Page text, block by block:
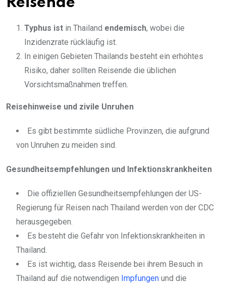
Typhus ist in Thailand endemisch, wobei die
Inzidenzrate rückläufig ist.
In einigen Gebieten Thailands besteht ein erhöhtes
Risiko, daher sollten Reisende die üblichen
Vorsichtsmaßnahmen treffen.
Reisehinweise und zivile Unruhen
Es gibt bestimmte südliche Provinzen, die aufgrund
von Unruhen zu meiden sind.
Gesundheitsempfehlungen und Infektionskrankheiten
Die offiziellen Gesundheitsempfehlungen der US-
Regierung für Reisen nach Thailand werden von der CDC
herausgegeben.
Es besteht die Gefahr von Infektionskrankheiten in
Thailand.
Es ist wichtig, dass Reisende bei ihrem Besuch in
Thailand auf die notwendigen Impfungen und die